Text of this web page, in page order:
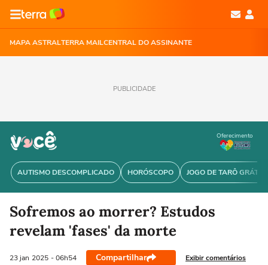
MAPA ASTRALTERRA MAILCENTRAL DO ASSINANTE
PUBLICIDADE
AUTISMO DESCOMPLICADO HORÓSCOPO JOGO DE TARÔ GRÁTIS
Oferecimento
Sofremos ao morrer? Estudos
revelam 'fases' da morte
23 jan 2025 - 06h54 Compartilhar Exibir comentários